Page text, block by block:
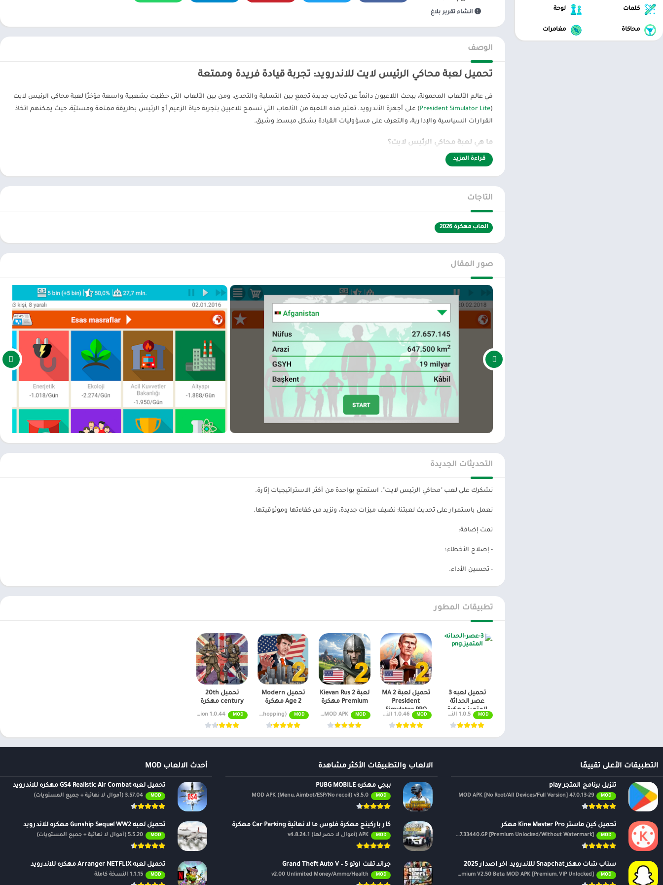
ألعاب موسيقى السفر ومعلومات محلية
المكتبات والعروض
الموسيقى والصوتيات
انشاء تقرير بلاغ
الوصف
تحميل لعبة محاكي الرئيس لايت للاندرويد: تجربة قيادة فريدة وممتعة
في عالم الألعاب المحمولة، يبحث اللاعبون دائماً عن تجارب جديدة تجمع بين التسلية والتحدي، ومن بين الألعاب التي حظيت بشعبية واسعة مؤخرًا لعبة محاكي الرئيس لايت
(
President Simulator Lite) على أجهزة الأندرويد. تعتبر هذه اللعبة من الألعاب التي تسمح للاعبين بتجربة حياة الزعيم أو الرئيس بطريقة ممتعة ومسليّة، حيث يمكنهم اتخاذ
القرارات السياسية والإدارية، والتعرف على مسؤوليات القيادة بشكل مبسط وشيق.
ما هي لعبة محاكي الرئيس لايت؟
لعبة محاكي الرئيس لايت هي نسخة مخففة من الألعاب التي تحاكي حياة الرؤساء والزعماء. تتيح للاعبين أن يعيشوا تجربة إدارة دولة، واتخاذ القرارات التي تؤثر على البلاد، من
خلال واجهة سهلة الاستخدام. تتميز اللعبة برسومات بسيطة وجذابة، وتوفر العديد من المهام التي تتطلب الحكمة والتخطيط، مثل إدارة الموارد، التعامل مع الأزمات،
مميزات لعبة محاكي الرئيس لايت للأندرويد
تتميز اللعبة بأنها خفيفة الحجم، مما يجعلها مناسبة لجميع أنواع الهواتف الذكية، حتى ذات المواصفات المتواضعة. كما أنها تتسم بسهولة اللعب، حيث يمكن لأي مستخدم
كيفية تحميل اللعبة وتثبيتها
يمكن تحميل لعبة محاكي الرئيس لايت بسهولة من متجر جوجل بلاي. كل ما عليك فعله هو البحث عن اسم اللعبة، ثم النقر على زر التحميل والتثبيت. بعد اكتمال التنزيل،
يمكنك فتح اللعبة والبدء في استكشاف عالم إدارة الدولة بشكل مبسط وشيق. تعتبر اللعبة خيارًا مثاليًا لمحبي الألعاب التي تعتمد على التفكير الاستراتيجي والقرارات
الحاسمة، كما أنها مناسبة لجميع الفئات العمرية.
ختامًا
إذا كنت من محبي الألعاب التي تقدم تجربة قيادة وإدارة فريدة، فإن تحميل لعبة محاكي الرئيس لايت هو خيار مثالي لك. ستتمكن من خلال هذه اللعبة من خوض مغامرة
ممتعة، والتعرف على جوانب مختلفة من حياة القادة، بطريقة مسلية وسهلة. استمتع بتجربة قيادة دولة بكل أمان ومرونة، وطور مهاراتك في اتخاذ القرارات، ودعمتك اللعبة
في ذلك بطريقة مرحة وبسيطة.
الان عبر موقعنا PlaYalandroiD متجر بلاي ، android store يمكنكم تحميل العاب مهكرة ، تطبيقات اندرويد بريميوم ، مجاناً يتم مراجعة الألعاب والبرامج وتحديثات مستمرة
قراءة المزيد
التاجات
العاب مهكرة 2026
صور المقال
التحديثات الجديدة
نشكرك على لعب "محاكي الرئيس لايت". استمتع بواحدة من أكثر الاستراتيجيات إثارة.
نعمل باستمرار على تحديث لعبتنا: نضيف ميزات جديدة، ونزيد من كفاءتها وموثوقيتها.
تمت إضافة:
- إصلاح الأخطاء؛
- تحسين الأداء.
تطبيقات المطور
تحميل لعبه 3
عصر الحداثة
المتميز مهكرة
للاندرويدMOD 1.0.5 النسخة مدفوعة
تحميل لعبة MA 2
President
Simulator PRO
مهكره للاندرويد
MOD 1.0.46 النسخة المدفوعة مجاناً
لعبة Kievan Rus 2
Premium مهكرة
MOD v1.0.3 MOD APK (ذهبي غير محدود)
تحميل Modern
Age 2 مهكرة
MOD
v1.0.51 (unlimited money, premium, free shopping)
تحميل 20th
century مهكرة
MOD
1.0.44 full version
كلمات لوحة
محاكاة مغامرات
أحدث الالعاب MOD
تحميل لعبه GS4 Realistic Air Combat مهكره للاندرويد
MOD 3.57.04 (أموال لا نهائية + جميع المستويات)
تحميل لعبه Gunship Sequel WW2 مهكره للاندرويد
MOD 5.5.20 (أموال لا نهائية + جميع المستويات)
تحميل لعبه Arranger NETFLIX مهكره للاندرويد
MOD 1.1.15 النسخة كاملة
الالعاب والتطبيقات الأكثر مشاهدة
ببجي مهكره PUBG MOBILE
MOD
MOD APK (Menu, Aimbot/ESP/No recoil) v3.5.0
كار باركينج مهكرة فلوس ما لا نهائية Car Parking مهكرة
MOD APK (أموال لا حصر لها) v4.8.24.1
جراند ثفت أوتو 5 – Grand Theft Auto V
MOD
v2.00 Unlimited Money/Ammo/Health
التطبيقات الأعلى تقييمًا
تنزيل برنامج المتجر play
MOD
47.0.13-29 MOD APK [No Root/All Devices/Full Version]
تحميل كين ماستر Kine Master Pro مهكر
MOD
APK v7.4.17.33440.GP [Premium Unlocked/Without Watermark]
سناب شات مهكر Snapchat للأندرويد اخر اصدار 2025
MOD
Premium V2.50 Beta MOD APK [Premium, VIP Unlocked]